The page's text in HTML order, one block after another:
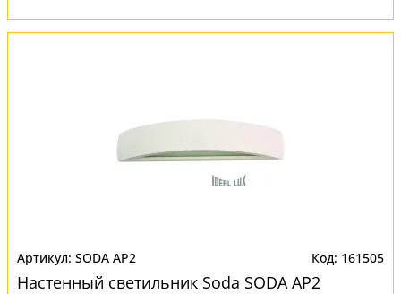
SODA AP2 161505
Настенный светильник Soda SODA AP2